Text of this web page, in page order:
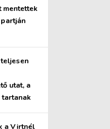
mentettek
utat, a
tartanak
a Virtnél